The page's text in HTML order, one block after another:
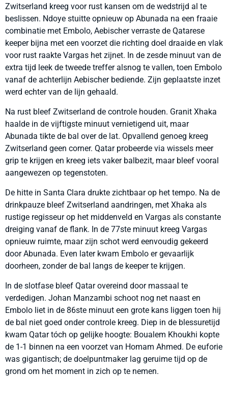
Zwitserland kreeg voor rust kansen om de wedstrijd al te
beslissen. Ndoye stuitte opnieuw op Abunada na een fraaie
combinatie met Embolo, Aebischer verraste de Qatarese
keeper bijna met een voorzet die richting doel draaide en vlak
voor rust raakte Vargas het zijnet. In de zesde minuut van de
extra tijd leek de tweede treffer alsnog te vallen, toen Embolo
vanaf de achterlijn Aebischer bediende. Zijn geplaatste inzet
werd echter van de lijn gehaald.
Na rust bleef Zwitserland de controle houden. Granit Xhaka
haalde in de vijftigste minuut vernietigend uit, maar
Abunada tikte de bal over de lat. Opvallend genoeg kreeg
Zwitserland geen corner. Qatar probeerde via wissels meer
grip te krijgen en kreeg iets vaker balbezit, maar bleef vooral
aangewezen op tegenstoten.
De hitte in Santa Clara drukte zichtbaar op het tempo. Na de
drinkpauze bleef Zwitserland aandringen, met Xhaka als
rustige regisseur op het middenveld en Vargas als constante
dreiging vanaf de flank. In de 77ste minuut kreeg Vargas
opnieuw ruimte, maar zijn schot werd eenvoudig gekeerd
door Abunada. Even later kwam Embolo er gevaarlijk
doorheen, zonder de bal langs de keeper te krijgen.
In de slotfase bleef Qatar overeind door massaal te
verdedigen. Johan Manzambi schoot nog net naast en
Embolo liet in de 86ste minuut een grote kans liggen toen hij
de bal niet goed onder controle kreeg. Diep in de blessuretijd
kwam Qatar tóch op gelijke hoogte: Boualem Khoukhi kopte
de 1-1 binnen na een voorzet van Homam Ahmed. De euforie
was gigantisch; de doelpuntmaker lag geruime tijd op de
grond om het moment in zich op te nemen.